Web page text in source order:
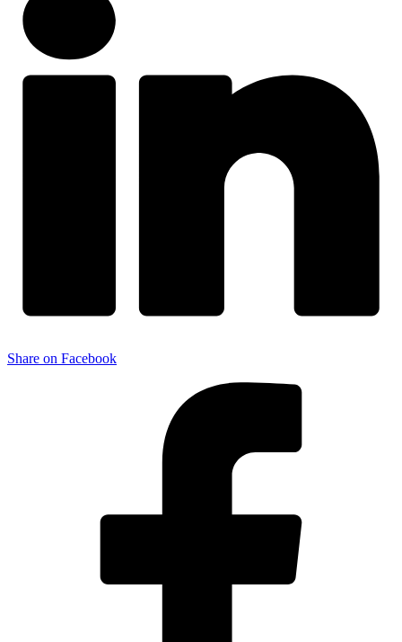
Share on Facebook